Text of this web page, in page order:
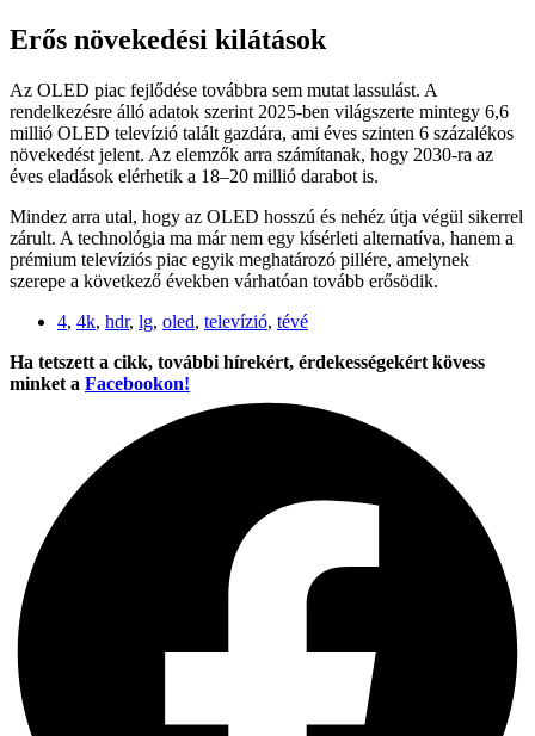
Erős növekedési kilátások
Az OLED piac fejlődése továbbra sem mutat lassulást. A
rendelkezésre álló adatok szerint 2025-ben világszerte mintegy 6,6
millió OLED televízió talált gazdára, ami éves szinten 6 százalékos
növekedést jelent. Az elemzők arra számítanak, hogy 2030-ra az
éves eladások elérhetik a 18–20 millió darabot is.
Mindez arra utal, hogy az OLED hosszú és nehéz útja végül sikerrel
zárult. A technológia ma már nem egy kísérleti alternatíva, hanem a
prémium televíziós piac egyik meghatározó pillére, amelynek
szerepe a következő években várhatóan tovább erősödik.
4, 4k, hdr, lg, oled, televízió, tévé
Ha tetszett a cikk, további hírekért, érdekességekért kövess
minket a Facebookon!